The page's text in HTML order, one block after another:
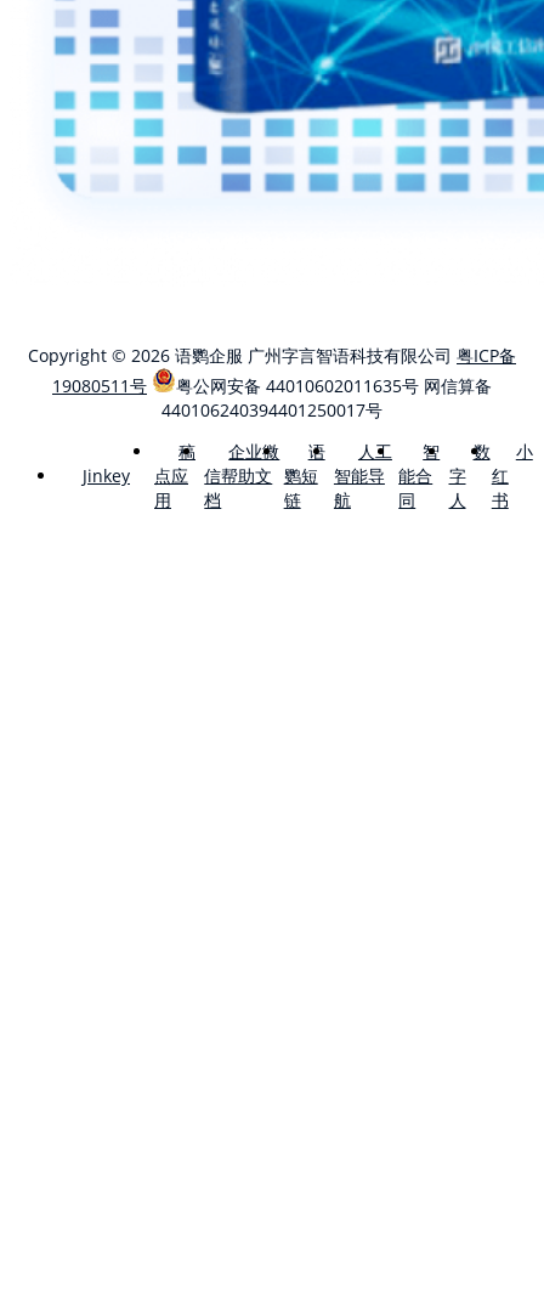
Copyright © 2026 语鹦企服 广州字言智语科技有限公司 粤ICP备
19080511号
粤公网安备 44010602011635号 网信算备
440106240394401250017号
Jinkey
稿
点应
用
企业微
信帮助文
档
语
鹦短
链
人工
智能导
航
智
能合
同
数
字
人
小
红
书